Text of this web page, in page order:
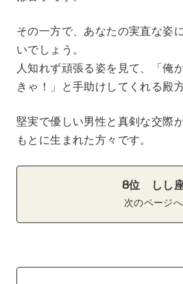
その一方で、あなたの実直な姿
いでしょう。
人知れず頑張る姿を見て、「俺
きゃ！」と手助けしてくれる殿
堅実で優しい男性と真剣な交際
もとに生まれた方々です。
8位 しし
次のページへ